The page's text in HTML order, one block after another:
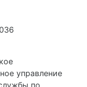
управление